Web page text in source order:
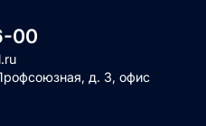
00
д. 3, офис